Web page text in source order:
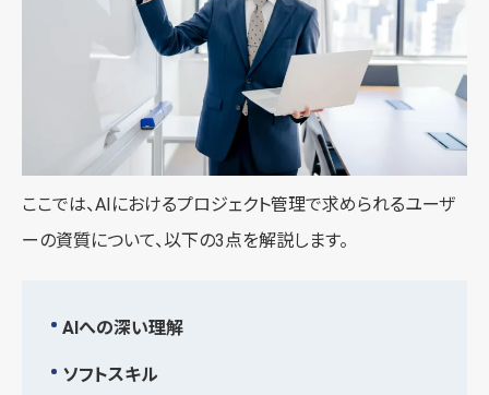
ここでは、AIにおけるプロジェクト管理で求められるユーザ
ーの資質について、以下の3点を解説します。
AIへの深い理解
ソフトスキル